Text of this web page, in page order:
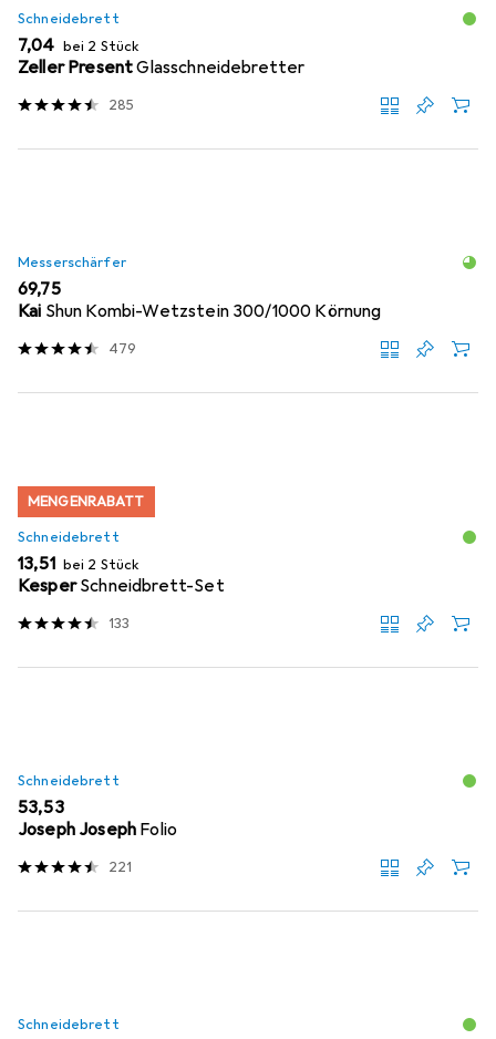
Schneidebrett
EUR
7,04 bei 2 Stück
Zeller PresentGlasschneidebretter
285
Messerschärfer
EUR
69,75
Kai Shun Kombi-Wetzstein 300/1000 Körnung
479
MENGENRABATT
Schneidebrett
EUR
13,51 bei 2 Stück
Kesper Schneidbrett-Set
133
Schneidebrett
EUR
53,53
Joseph Joseph Folio
221
Schneidebrett